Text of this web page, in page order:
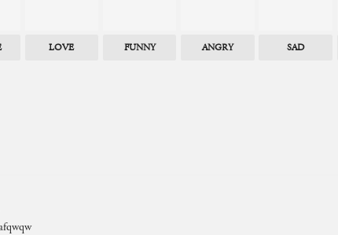
LOVE FUNNY ANGRY SAD